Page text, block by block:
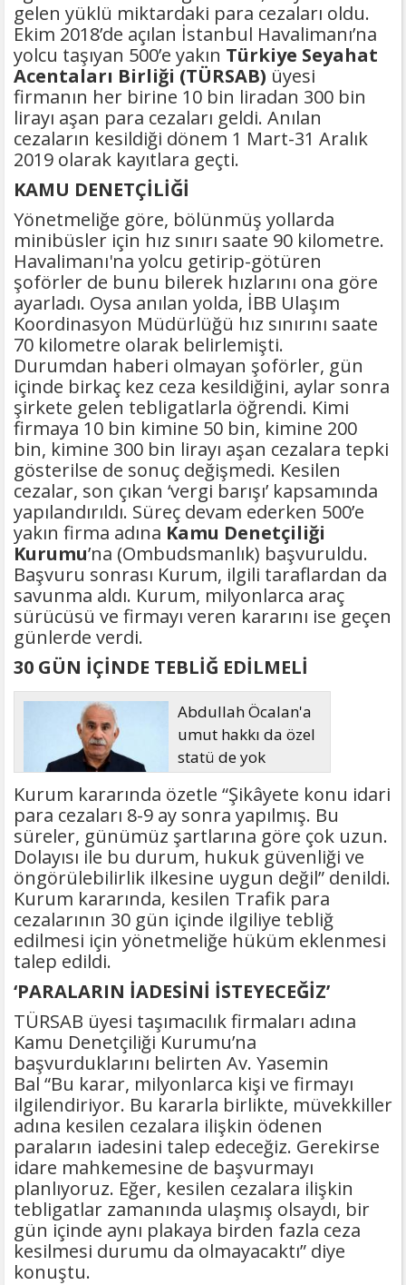
gelen yüklü miktardaki para cezaları oldu.
Ekim 2018’de açılan İstanbul Havalimanı’na
yolcu taşıyan 500’e yakın Türkiye Seyahat
Acentaları Birliği (TÜRSAB) üyesi
firmanın her birine 10 bin liradan 300 bin
lirayı aşan para cezaları geldi. Anılan
cezaların kesildiği dönem 1 Mart-31 Aralık
2019 olarak kayıtlara geçti.
KAMU DENETÇİLİĞİ
Yönetmeliğe göre, bölünmüş yollarda
minibüsler için hız sınırı saate 90 kilometre.
Havalimanı'na yolcu getirip-götüren
şoförler de bunu bilerek hızlarını ona göre
ayarladı. Oysa anılan yolda, İBB Ulaşım
Koordinasyon Müdürlüğü hız sınırını saate
70 kilometre olarak belirlemişti.
Durumdan haberi olmayan şoförler, gün
içinde birkaç kez ceza kesildiğini, aylar sonra
şirkete gelen tebligatlarla öğrendi. Kimi
firmaya 10 bin kimine 50 bin, kimine 200
bin, kimine 300 bin lirayı aşan cezalara tepki
gösterilse de sonuç değişmedi. Kesilen
cezalar, son çıkan ‘vergi barışı’ kapsamında
yapılandırıldı. Süreç devam ederken 500’e
yakın firma adına Kamu Denetçiliği
Kurumu’na (Ombudsmanlık) başvuruldu.
Başvuru sonrası Kurum, ilgili taraflardan da
savunma aldı. Kurum, milyonlarca araç
sürücüsü ve firmayı veren kararını ise geçen
günlerde verdi.
30 GÜN İÇİNDE TEBLİĞ EDİLMELİ
Abdullah Öcalan'a
umut hakkı da özel
statü de yok
Kurum kararında özetle “Şikâyete konu idari
para cezaları 8-9 ay sonra yapılmış. Bu
süreler, günümüz şartlarına göre çok uzun.
Dolayısı ile bu durum, hukuk güvenliği ve
öngörülebilirlik ilkesine uygun değil” denildi.
Kurum kararında, kesilen Trafik para
cezalarının 30 gün içinde ilgiliye tebliğ
edilmesi için yönetmeliğe hüküm eklenmesi
talep edildi.
‘PARALARIN İADESİNİ İSTEYECEĞİZ’
TÜRSAB üyesi taşımacılık firmaları adına
Kamu Denetçiliği Kurumu’na
başvurduklarını belirten Av. Yasemin
Bal “Bu karar, milyonlarca kişi ve firmayı
ilgilendiriyor. Bu kararla birlikte, müvekkiller
adına kesilen cezalara ilişkin ödenen
paraların iadesini talep edeceğiz. Gerekirse
idare mahkemesine de başvurmayı
planlıyoruz. Eğer, kesilen cezalara ilişkin
tebligatlar zamanında ulaşmış olsaydı, bir
gün içinde aynı plakaya birden fazla ceza
kesilmesi durumu da olmayacaktı” diye
konuştu.